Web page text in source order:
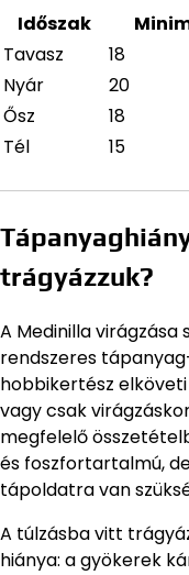
Időszak
Tavasz
18
Nyár
20
Ősz
18
Tél
15
trágyázzuk?
A Medinilla virágzása
rendszeres
hobbikertész
vagy csak
megfelelő
és foszfortartalmú,
tápoldatra van
A túlzásba vitt
hiánya: a gyökerek